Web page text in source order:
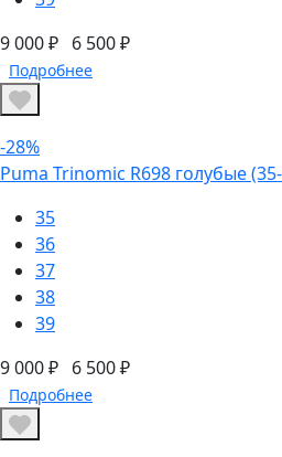
9 000 ₽ 6 500 ₽
Подробнее
-28%
Puma Trinomic R698 голубые
35
36
37
38
39
9 000 ₽ 6 500 ₽
Подробнее